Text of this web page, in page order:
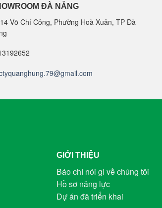
ĐÀ NẴNG
14 Võ Chí Công, Phường Hoà Xuân, TP Đà
GIỚI THIỆU
Báo chí nói gì về chúng tôi
Hồ sơ năng lực
Dự án đã triển khai